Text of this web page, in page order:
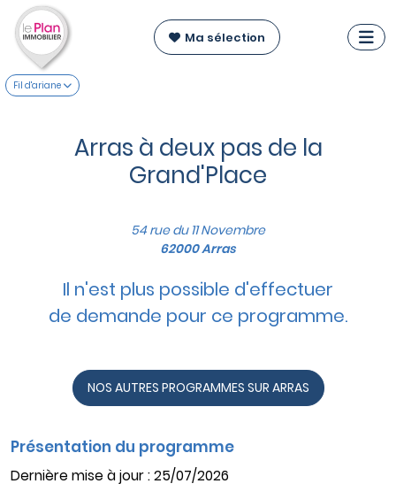
Ma sélection
Fil d'ariane
Arras à deux pas de la
Grand'Place
54 rue du 11 Novembre
62000 Arras
Il n'est plus possible d'effectuer
de demande pour ce programme.
NOS AUTRES PROGRAMMES SUR ARRAS
Présentation du programme
Dernière mise à jour : 25/07/2026